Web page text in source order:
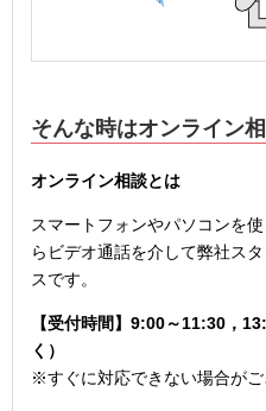
そんな時はオンライン
オンライン相談とは
スマートフォンやパソコンを
らビデオ通話を介して弊社ス
スです。
【受付時間】9:00～11:30 ，
く）
※すぐに対応できない場合がご